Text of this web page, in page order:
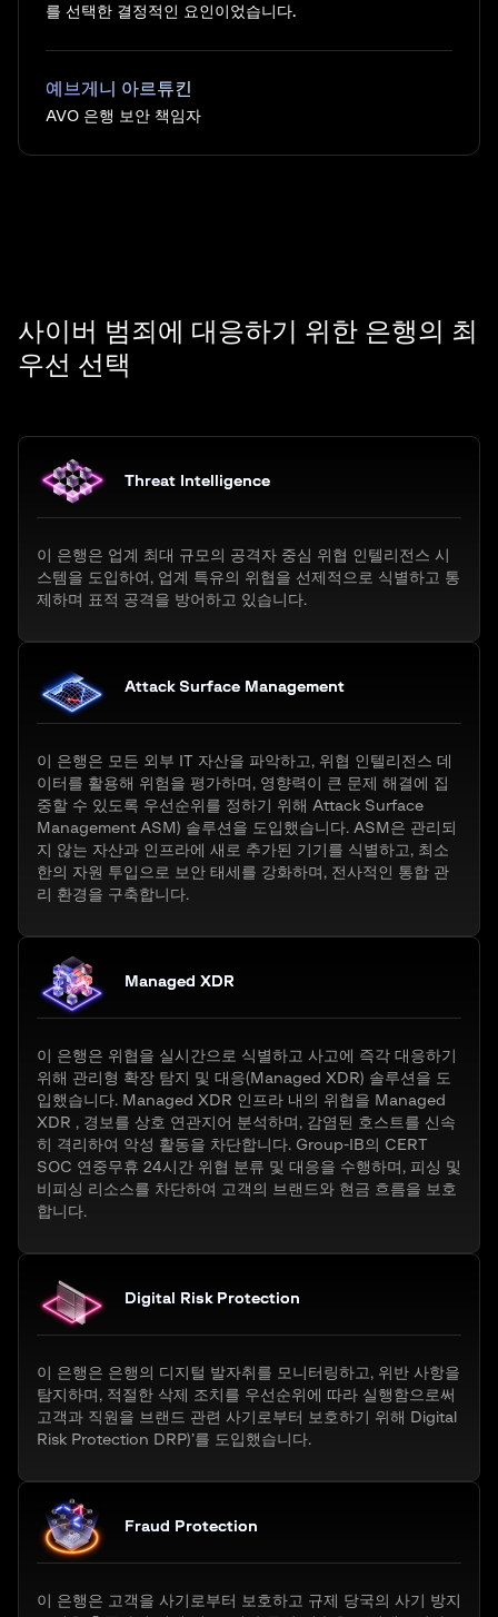
를 선택한 결정적인 요인이었습니다.
예브게니 아르튜킨
AVO 은행 보안 책임자
사이버 범죄에 대응하기 위한 은행의 최
우선 선택
Threat Intelligence
이 은행은 업계 최대 규모의 공격자 중심 위협 인텔리전스 시
스템을 도입하여, 업계 특유의 위협을 선제적으로 식별하고 통
제하며 표적 공격을 방어하고 있습니다.
Attack Surface Management
이 은행은 모든 외부 IT 자산을 파악하고, 위협 인텔리전스 데
이터를 활용해 위험을 평가하며, 영향력이 큰 문제 해결에 집
중할 수 있도록 우선순위를 정하기 위해 Attack Surface
Management ASM) 솔루션을 도입했습니다. ASM은 관리되
지 않는 자산과 인프라에 새로 추가된 기기를 식별하고, 최소
한의 자원 투입으로 보안 태세를 강화하며, 전사적인 통합 관
리 환경을 구축합니다.
Managed XDR
이 은행은 위협을 실시간으로 식별하고 사고에 즉각 대응하기
위해 관리형 확장 탐지 및 대응(Managed XDR) 솔루션을 도
입했습니다. Managed XDR 인프라 내의 위협을 Managed
XDR , 경보를 상호 연관지어 분석하며, 감염된 호스트를 신속
히 격리하여 악성 활동을 차단합니다. Group-IB의 CERT
SOC 연중무휴 24시간 위협 분류 및 대응을 수행하며, 피싱 및
비피싱 리소스를 차단하여 고객의 브랜드와 현금 흐름을 보호
합니다.
Digital Risk Protection
이 은행은 은행의 디지털 발자취를 모니터링하고, 위반 사항을
탐지하며, 적절한 삭제 조치를 우선순위에 따라 실행함으로써
고객과 직원을 브랜드 관련 사기로부터 보호하기 위해 Digital
Risk Protection DRP)’를 도입했습니다.
Fraud Protection
이 은행은 고객을 사기로부터 보호하고 규제 당국의 사기 방지